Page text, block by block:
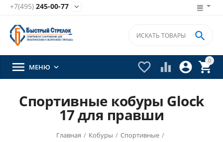
+7(495) 245-00-77 
0


 

 МЕНЮ 
Спортивные кобуры Glock
17 для правши
Главная / Кобуры / Спортивные /